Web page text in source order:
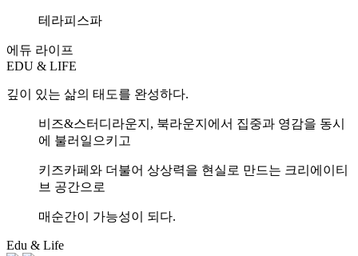
테라피스파
에듀 라이프
EDU & LIFE
깊이 있는 삶의 태도를 완성하다.
비즈&스터디라운지, 북라운지에서 집중과 영감을 동시
에 불러일으키고
키즈카페와 더불어 상상력을 현실로 만드는 크리에이티
브 공간으로
매순간이 가능성이 되다.
Edu & Life